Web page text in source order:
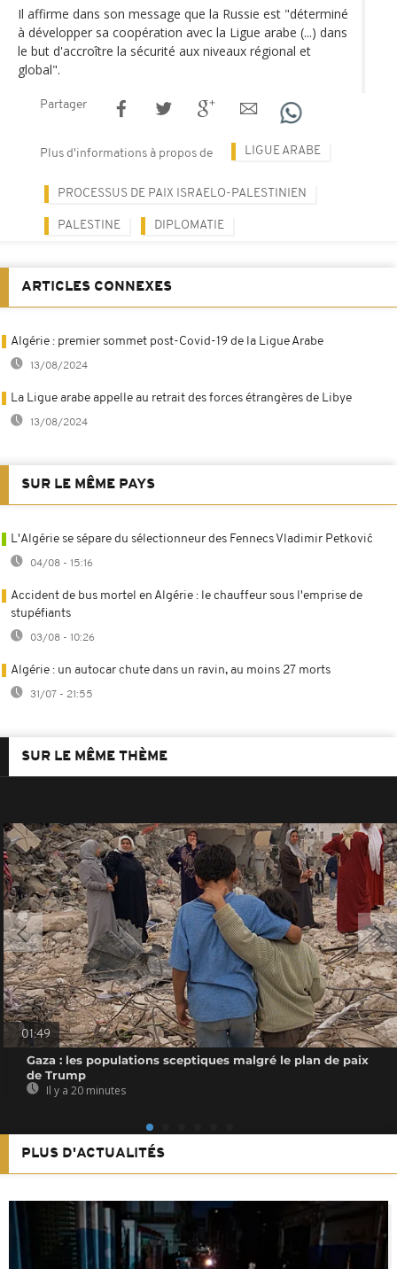
Il affirme dans son message que la Russie est "déterminé
à développer sa coopération avec la Ligue arabe (...) dans
le but d'accroître la sécurité aux niveaux régional et
global".
Partager
Plus d'informations à propos de LIGUE ARABE
PROCESSUS DE PAIX ISRAELO-PALESTINIEN
PALESTINE DIPLOMATIE
ARTICLES CONNEXES
Algérie : premier sommet post-Covid-19 de la Ligue Arabe
13/08/2024
La Ligue arabe appelle au retrait des forces étrangères de Libye
13/08/2024
SUR LE MÊME PAYS
L'Algérie se sépare du sélectionneur des Fennecs Vladimir Petković
04/08 - 15:16
Accident de bus mortel en Algérie : le chauffeur sous l'emprise de
stupéfiants
03/08 - 10:26
Algérie : un autocar chute dans un ravin, au moins 27 morts
31/07 - 21:55
SUR LE MÊME THÈME
01:49
Gaza : les populations sceptiques malgré le plan de paix
de Trump
Il y a 20 minutes
PLUS D'ACTUALITÉS